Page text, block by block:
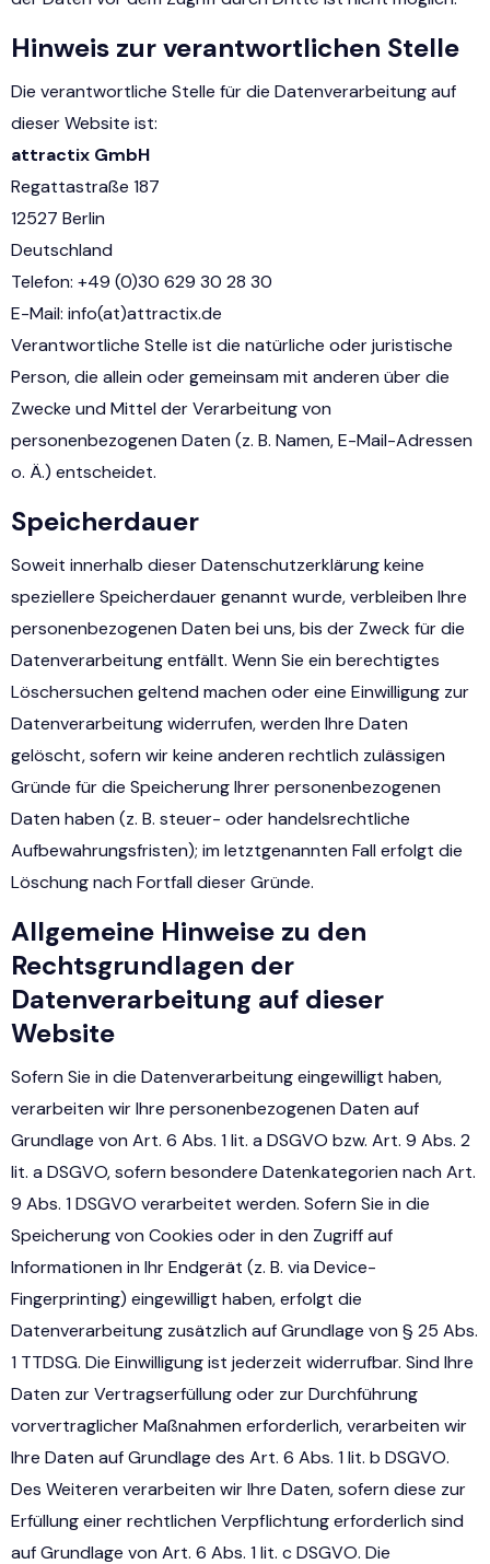
Hinweis zur verantwortlichen Stelle
Die verantwortliche Stelle für die Datenverarbeitung auf
dieser Website ist:
attractix GmbH
Regattastraße 187
12527 Berlin
Deutschland
Telefon: +49 (0)30 629 30 28 30
E-Mail: info(at)attractix.de
Verantwortliche Stelle ist die natürliche oder juristische
Person, die allein oder gemeinsam mit anderen über die
Zwecke und Mittel der Verarbeitung von
personenbezogenen Daten (z. B. Namen, E-Mail-Adressen
o. Ä.) entscheidet.
Speicherdauer
Soweit innerhalb dieser Datenschutzerklärung keine
speziellere Speicherdauer genannt wurde, verbleiben Ihre
personenbezogenen Daten bei uns, bis der Zweck für die
Datenverarbeitung entfällt. Wenn Sie ein berechtigtes
Löschersuchen geltend machen oder eine Einwilligung zur
Datenverarbeitung widerrufen, werden Ihre Daten
gelöscht, sofern wir keine anderen rechtlich zulässigen
Gründe für die Speicherung Ihrer personenbezogenen
Daten haben (z. B. steuer- oder handelsrechtliche
Aufbewahrungsfristen); im letztgenannten Fall erfolgt die
Löschung nach Fortfall dieser Gründe.
Allgemeine Hinweise zu den
Rechtsgrundlagen der
Datenverarbeitung auf dieser
Website
Sofern Sie in die Datenverarbeitung eingewilligt haben,
verarbeiten wir Ihre personenbezogenen Daten auf
Grundlage von Art. 6 Abs. 1 lit. a DSGVO bzw. Art. 9 Abs. 2
lit. a DSGVO, sofern besondere Datenkategorien nach Art.
9 Abs. 1 DSGVO verarbeitet werden. Sofern Sie in die
Speicherung von Cookies oder in den Zugriff auf
Informationen in Ihr Endgerät (z. B. via Device-
Fingerprinting) eingewilligt haben, erfolgt die
Datenverarbeitung zusätzlich auf Grundlage von § 25 Abs.
1 TTDSG. Die Einwilligung ist jederzeit widerrufbar. Sind Ihre
Daten zur Vertragserfüllung oder zur Durchführung
vorvertraglicher Maßnahmen erforderlich, verarbeiten wir
Ihre Daten auf Grundlage des Art. 6 Abs. 1 lit. b DSGVO.
Des Weiteren verarbeiten wir Ihre Daten, sofern diese zur
Erfüllung einer rechtlichen Verpflichtung erforderlich sind
auf Grundlage von Art. 6 Abs. 1 lit. c DSGVO. Die